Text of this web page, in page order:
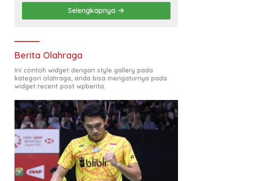
Selengkapnya
Berita Olahraga
Ini contoh widget dengan style gallery pada
kategori olahraga, anda bisa mengaturnya pada
widget recent post wpberita.